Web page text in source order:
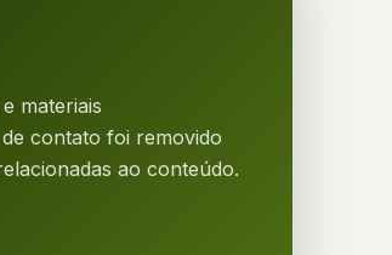
materiais
contato foi removido
ao conteúdo.